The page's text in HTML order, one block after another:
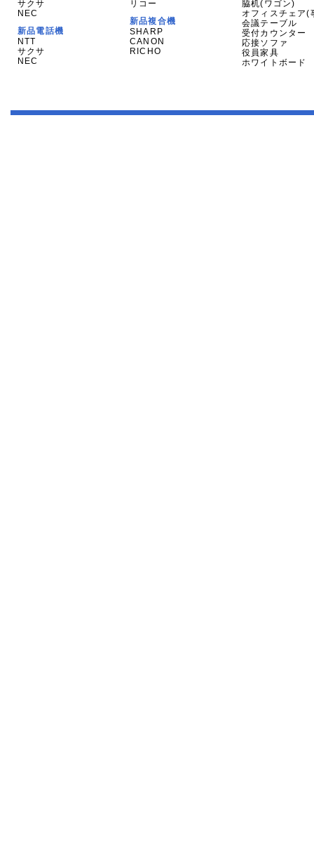
サクサ
NEC
新品電話機
NTT
サクサ
NEC
リコー
新品複合機
SHARP
CANON
RICHO
脇机(ワゴン)
オフィスチェア(
会議テーブル
受付カウンター
応接ソファ
役員家具
ホワイトボード